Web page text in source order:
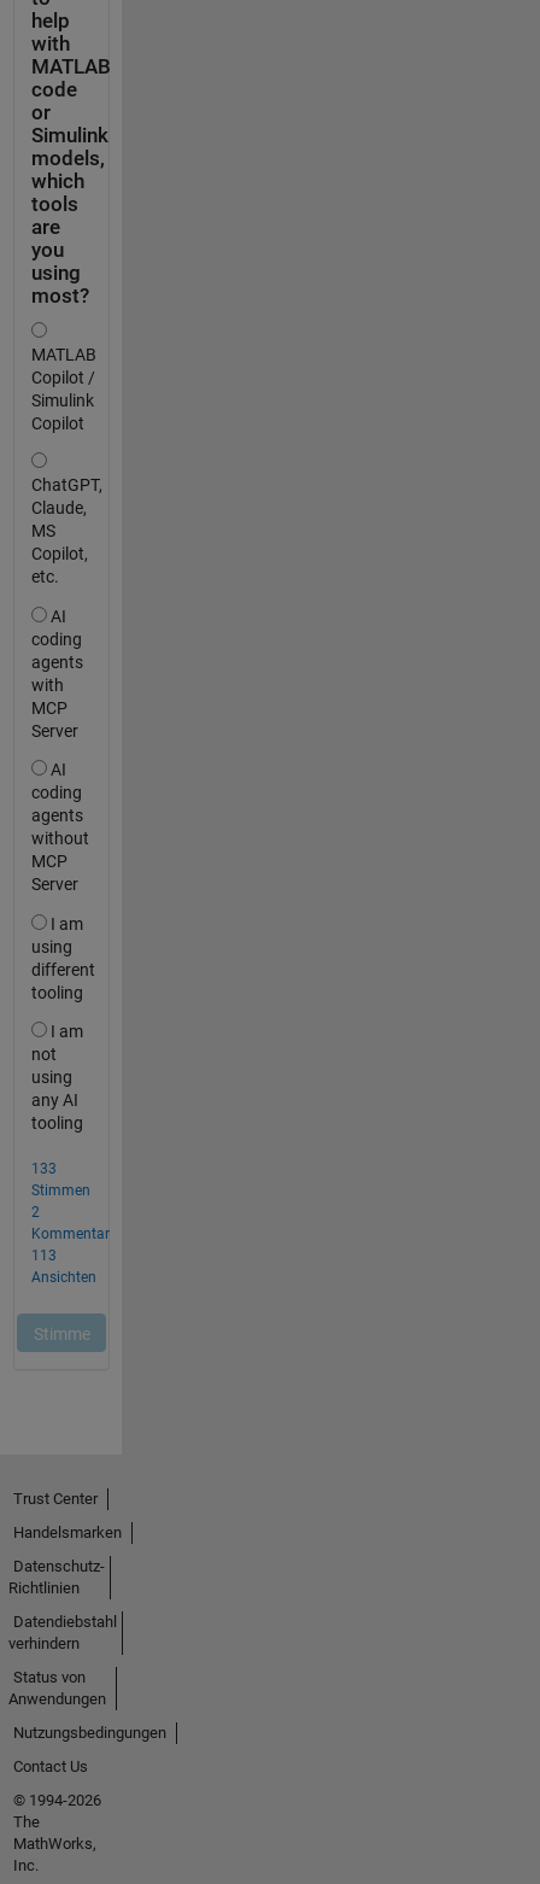
Trust Center
Handelsmarken
Datenschutz-
Richtlinien
Datendiebstahl
verhindern
Status von
Anwendungen
Nutzungsbedingungen
Contact Us
© 1994-2026
The
MathWorks,
Inc.